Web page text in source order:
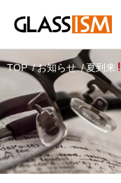
TOP お知らせ 夏到来